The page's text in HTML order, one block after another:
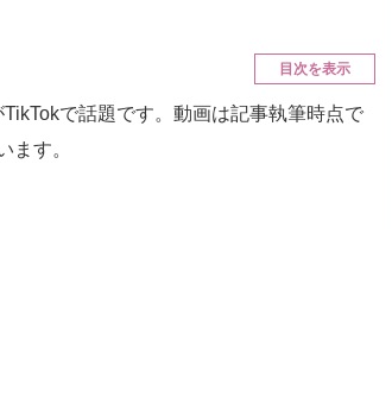
目次を表示
で話題です。動画は記事執筆時点で
ます。